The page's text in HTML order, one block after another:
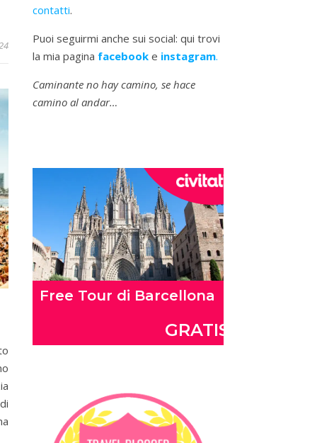
contatti.
Puoi seguirmi anche sui social: qui trovi
la mia pagina facebook e instagram.
Caminante no hay camino, se hace
camino al andar…